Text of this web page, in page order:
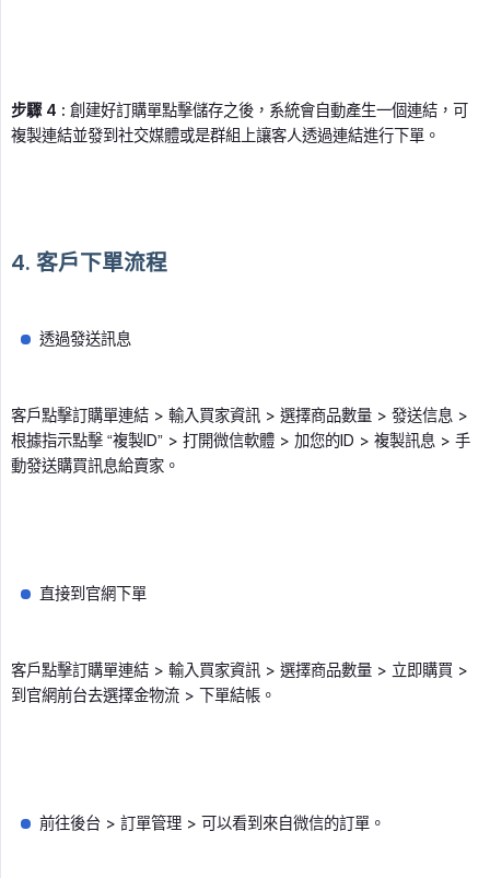
步驟 4 : 創建好訂購單點擊儲存之後，系統會自動產生一個連結，可
複製連結並發到社交媒體或是群組上讓客人透過連結進行下單。
4. 客戶下單流程
透過發送訊息
客戶點擊訂購單連結 > 輸入買家資訊 > 選擇商品數量 > 發送信息 >
根據指示點擊 “複製ID” > 打開微信軟體 > 加您的ID > 複製訊息 > 手
動發送購買訊息給賣家。
直接到官網下單
客戶點擊訂購單連結 > 輸入買家資訊 > 選擇商品數量 > 立即購買 >
到官網前台去選擇金物流 > 下單結帳。
前往後台 > 訂單管理 > 可以看到來自微信的訂單。